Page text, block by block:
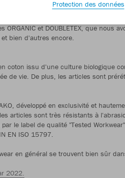
sur 128 pages des vêtements
et DOUBLETEX, que nous
bien d'autres encore.
coton issu d'une culture biologique
de vie. De plus, les articles sont
développé en exclusivité et
articles sont très résistants à
le label de qualité "Tested
EN ISO 15797.
en général se trouvent bien sûr
2022.
Protection des données